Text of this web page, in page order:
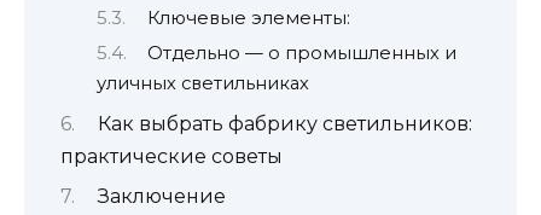
Ключевые элементы:
Отдельно — о промышленных и
уличных светильниках
Как выбрать фабрику светильников:
практические советы
Заключение